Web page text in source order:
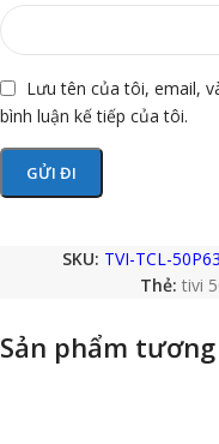
Lưu tên của tôi, email,
bình luận kế tiếp của tôi.
SKU: TVI-TCL-
Thẻ: tivi
Sản phẩm